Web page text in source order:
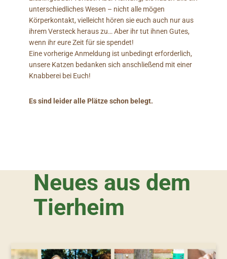
unterschiedliches Wesen – nicht alle mögen
Körperkontakt, vielleicht hören sie euch auch nur aus
ihrem Versteck heraus zu… Aber ihr tut ihnen Gutes,
wenn ihr eure Zeit für sie spendet!
Eine vorherige Anmeldung ist unbedingt erforderlich,
unsere Katzen bedanken sich anschließend mit einer
Knabberei bei Euch!
Es sind leider alle Plätze schon belegt.
Neues aus dem
Tierheim